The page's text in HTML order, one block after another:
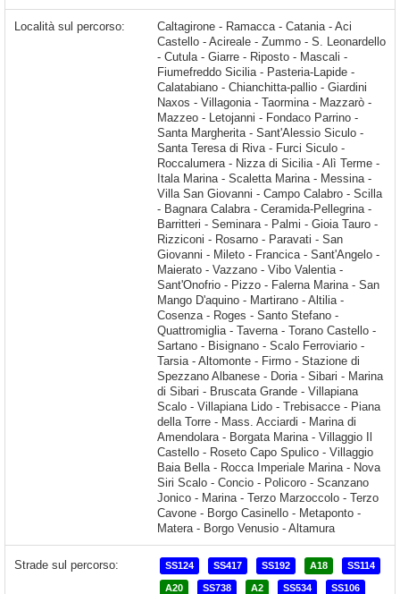
Località sul percorso: Caltagirone - Ramacca - Catania - Aci Castello - Acireale - Zummo - S. Leonardello - Cutula - Giarre - Riposto - Mascali - Fiumefreddo Sicilia - Pasteria-Lapide - Calatabiano - Chianchitta-pallio - Giardini Naxos - Villagonia - Taormina - Mazzarò - Mazzeo - Letojanni - Fondaco Parrino - Santa Margherita - Sant'Alessio Siculo - Santa Teresa di Riva - Furci Siculo - Roccalumera - Nizza di Sicilia - Alì Terme - Itala Marina - Scaletta Marina - Messina - Villa San Giovanni - Campo Calabro - Scilla - Bagnara Calabra
Strade sul percorso: SS124 SS417 SS192 A18 SS114
A20 SS738 A2 SS534 SS106